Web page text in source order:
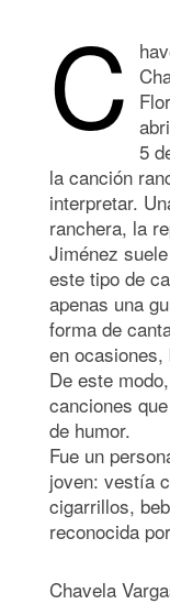
C 5
la canción
interpretar.
ranchera, la
Jiménez
este tipo de
apenas una
forma de
en
De este
canciones
de humor.
Fue un
joven: vestía
cigarrillos,
reconocida
Chavela